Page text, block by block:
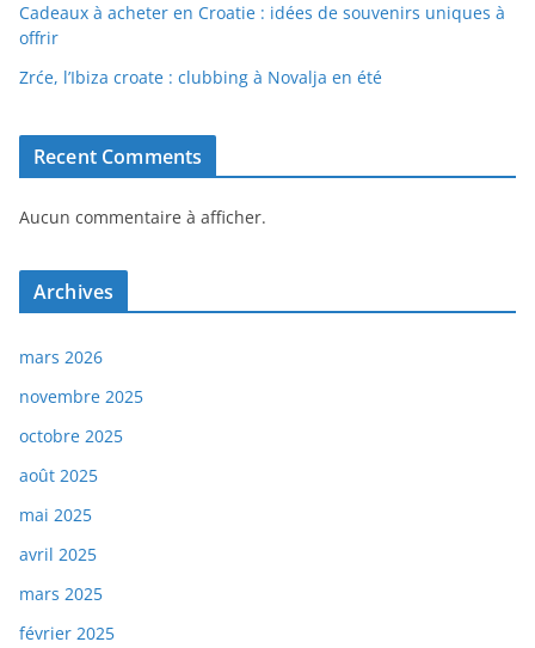
Cadeaux à acheter en Croatie : idées de souvenirs uniques à
offrir
Zrće, l’Ibiza croate : clubbing à Novalja en été
Recent Comments
Aucun commentaire à afficher.
Archives
mars 2026
novembre 2025
octobre 2025
août 2025
mai 2025
avril 2025
mars 2025
février 2025